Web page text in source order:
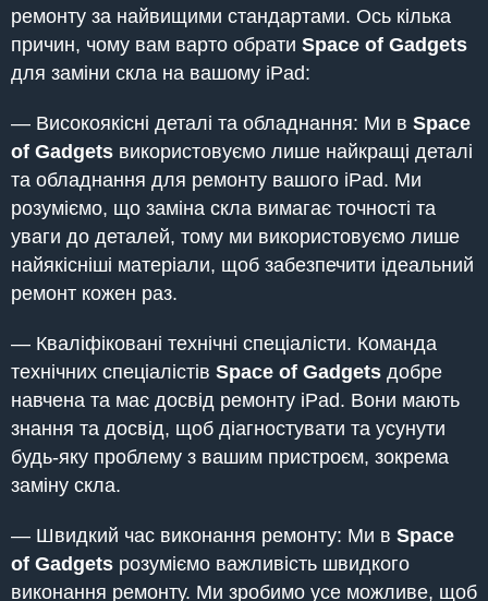
ремонту за найвищими стандартами. Ось кілька
причин, чому вам варто обрати Space of Gadgets
для заміни скла на вашому iPad:
— Високоякісні деталі та обладнання: Ми в Space
of Gadgets використовуємо лише найкращі деталі
та обладнання для ремонту вашого iPad. Ми
розуміємо, що заміна скла вимагає точності та
уваги до деталей, тому ми використовуємо лише
найякісніші матеріали, щоб забезпечити ідеальний
ремонт кожен раз.
— Кваліфіковані технічні спеціалісти. Команда
технічних спеціалістів Space of Gadgets добре
навчена та має досвід ремонту iPad. Вони мають
знання та досвід, щоб діагностувати та усунути
будь-яку проблему з вашим пристроєм, зокрема
заміну скла.
— Швидкий час виконання ремонту: Ми в Space
of Gadgets розуміємо важливість швидкого
виконання ремонту. Ми зробимо усе можливе, щоб